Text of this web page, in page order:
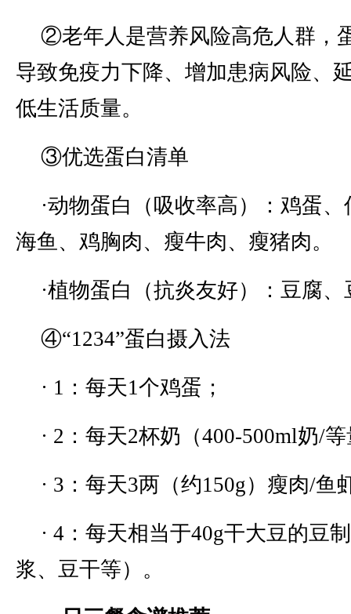
②老年人是营养风险高危人群，
导致免疫力下降、增加患病风险、
低生活质量。
③优选蛋白清单
·动物蛋白（吸收率高）：鸡蛋
海鱼、鸡胸肉、瘦牛肉、瘦猪肉。
·植物蛋白（抗炎友好）：豆腐
④“1234”蛋白摄入法
· 1：每天1个鸡蛋；
· 2：每天2杯奶（400-500ml奶/
· 3：每天3两（约150g）瘦肉/鱼
· 4：每天相当于40g干大豆的豆
浆、豆干等）。